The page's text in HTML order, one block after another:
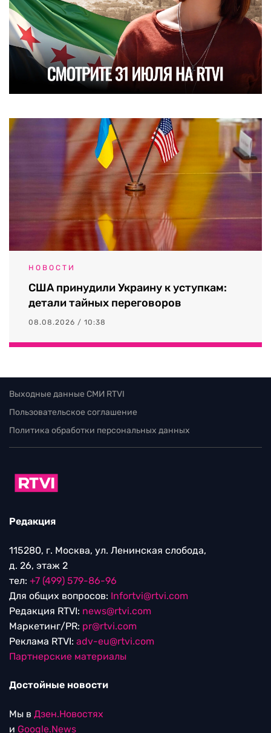
НОВОСТИ
США принудили Украину к уступкам:
детали тайных переговоров
08.08.2026 / 10:38
Выходные данные СМИ RTVI
Пользовательское соглашение
Политика обработки персональных данных
Редакция
115280, г. Москва, ул. Ленинская слобода,
д. 26, этаж 2
тел: +7 (499) 579-86-96
Для общих вопросов: Infortvi@rtvi.com
Редакция RTVI: news@rtvi.com
Маркетинг/PR: pr@rtvi.com
Реклама RTVI: adv-eu@rtvi.com
Партнерские материалы
Достойные новости
Мы в Дзен.Новостях
и Google.News